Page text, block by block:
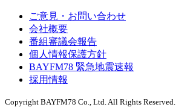
ご意見・お問い合わせ
会社概要
番組審議会報告
個人情報保護方針
BAYFM78 緊急地震速報
採用情報
Copyright BAYFM78 Co., Ltd. All Rights Reserved.